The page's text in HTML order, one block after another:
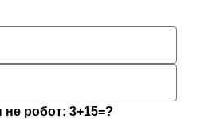
робот: 3+15=?